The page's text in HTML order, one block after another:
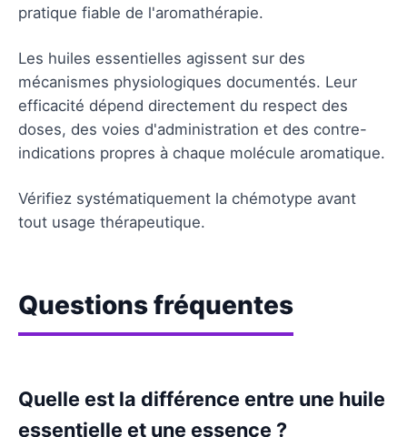
pratique fiable de l'aromathérapie.
Les huiles essentielles agissent sur des
mécanismes physiologiques documentés. Leur
efficacité dépend directement du respect des
doses, des voies d'administration et des contre-
indications propres à chaque molécule aromatique.
Vérifiez systématiquement la chémotype avant
tout usage thérapeutique.
Questions fréquentes
Quelle est la différence entre une huile
essentielle et une essence ?